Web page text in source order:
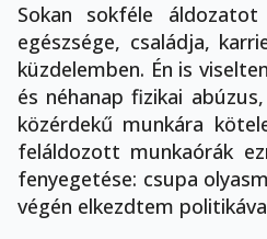
Sokan sokféle
egészsége, családja,
küzdelemben. Én is
és néhanap fizikai
közérdekű munkára
feláldozott munkaórák
fenyegetése: csupa
végén elkezdtem